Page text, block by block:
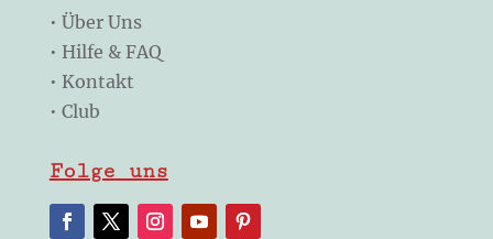
• Über Uns
• Hilfe & FAQ
• Kontakt
• Club
Folge uns